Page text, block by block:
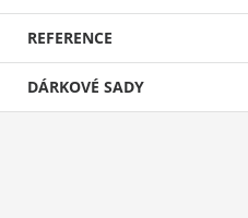
REFERENCE
DÁRKOVÉ SADY